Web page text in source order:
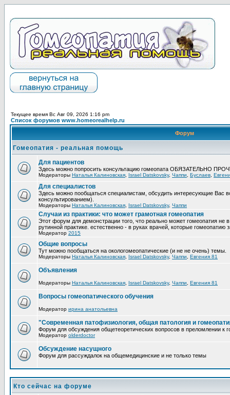
Текущее время Вс Авг 09, 2026 1:16 pm
Список форумов www.homeorealhelp.ru
Форум
Гомеопатия - реальная помощь
Для пациентов
Здесь можно попросить консультацию гомеопата ОБЯЗАТЕЛЬНО
Модераторы Наталья Калиновская Israel Datskovsky, Чаппи Буслаев
Для специалистов
Здесь можно пообщаться специалистам, обсудить интересующие Вас
консультированием).
Модераторы Наталья Калиновская Israel Datskovsky, Чаппи
Случаи из практики: что может грамотная гомеопатия
Этот форум для демонстрации того, что реально может гомеопатия не
рутинной практике. естественно - в руках врачей, которые гомеопатию
Модератор 2015
Общие вопросы
Тут можно пообщаться на окологомеопатические (и не не очень) темы.
Модераторы Наталья Калиновская Israel Datskovsky, Чаппи Евгения 81
Объявления
Модераторы Наталья Калиновская Israel Datskovsky, Чаппи Евгения 81
Вопросы гомеопатического обучения
Модератор ирина анатольевна
"Современная патофизиология, общая патология и
Форум для обсуждения общетеоретических вопросов в преломлении к
Модератор olderdoctor
Обсуждение насущного
Форум для рассуждалок на общемедицинские и не только темы
Кто сейчас на форуме